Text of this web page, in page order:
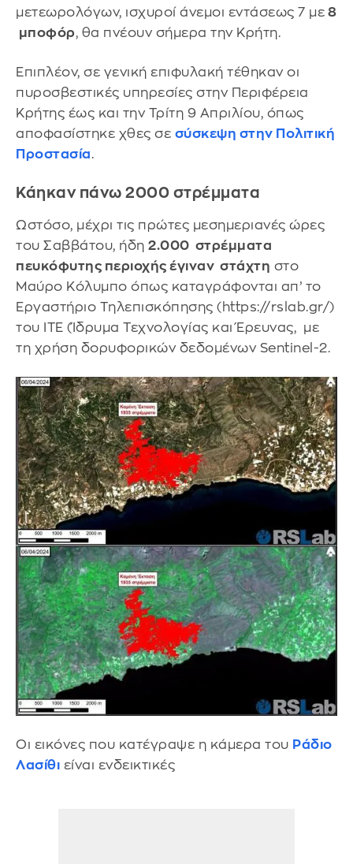
μετεωρολόγων, ισχυροί άνεμοι εντάσεως 7 με 8
μποφόρ, θα πνέουν σήμερα την Κρήτη.
Επιπλέον, σε γενική επιφυλακή τέθηκαν οι
πυροσβεστικές υπηρεσίες στην Περιφέρεια
Κρήτης έως και την Τρίτη 9 Απριλίου, όπως
αποφασίστηκε χθες σε σύσκεψη στην Πολιτική
Προστασία.
Κάηκαν πάνω 2000 στρέμματα
Ωστόσο, μέχρι τις πρώτες μεσημεριανές ώρες
του Σαββάτου, ήδη 2.000 στρέμματα
πευκόφυτης περιοχής έγιναν στάχτη στο
Μαύρο Κόλυμπο όπως καταγράφονται απ’ το
Εργαστήριο Τηλεπισκόπησης (https://rslab.gr/)
του ΙΤΕ (Ίδρυμα Τεχνολογίας και Έρευνας, με
τη χρήση δορυφορικών δεδομένων Sentinel-2.
Οι εικόνες που κατέγραψε η κάμερα του Ράδιο
Λασίθι είναι ενδεικτικές